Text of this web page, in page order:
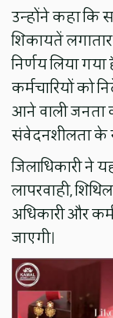
उन्होंने कहा कि
शिकायतें लगातार
निर्णय लिया
कर्मचारियों को
आने वाली जनता
संवेदनशीलता के
जिलाधिकारी ने
लापरवाही,
अधिकारी और
जाएगी।